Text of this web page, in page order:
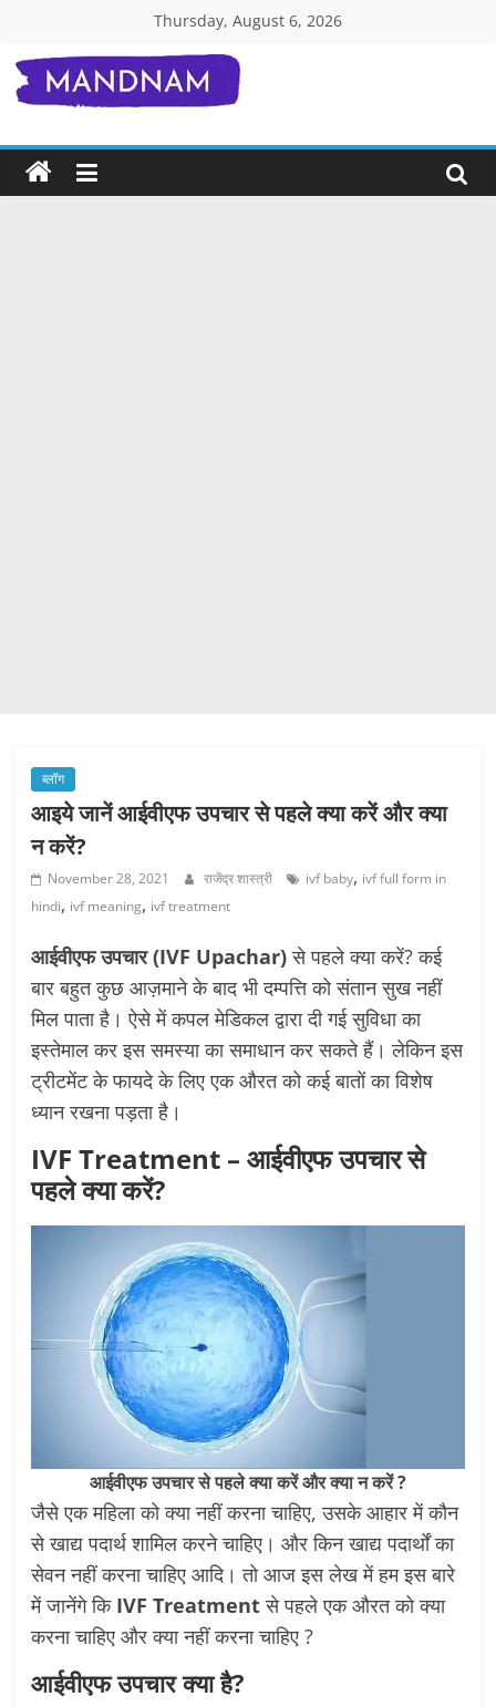
content
Thursday, August 6, 2026
Mandnam.com
जाने
एक-
ब्लॉग
आइये जानें आईवीएफ उपचार से पहले क्या करें और क्या
न करें?
November 28, 2021 राजेंद्र शास्त्री ivf baby, ivf full form in
hindi, ivf meaning, ivf treatment
आईवीएफ उपचार (IVF Upachar)से पहले क्या करें? कई
बार बहुत कुछ आज़माने के बाद भी दम्पत्ति को संतान सुख नहीं
मिल पाता है। ऐसे में कपल मेडिकल द्वारा दी गई सुविधा का
इस्तेमाल कर इस समस्या का समाधान कर सकते हैं। लेकिन इस
ट्रीटमेंट के फायदे के लिए एक औरत को कई बातों का विशेष
ध्यान रखना पड़ता है।
IVF Treatment – आईवीएफ उपचार से
पहले क्या करें?
आईवीएफ उपचार से पहले क्या करें और क्या न करें ?
जैसे एक महिला को क्या नहीं करना चाहिए, उसके आहार में कौन
से खाद्य पदार्थ शामिल करने चाहिए। और किन खाद्य पदार्थों का
सेवन नहीं करना चाहिए आदि। तो आज इस लेख में हम इस बारे
में जानेंगे कि IVF Treatmentसे पहले एक औरत को क्या
करना चाहिए और क्या नहीं करना चाहिए ?
आईवीएफ उपचार क्या है?